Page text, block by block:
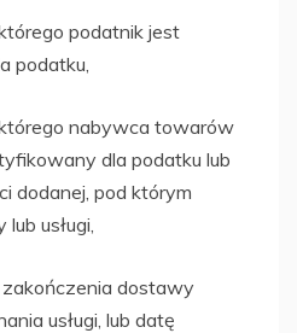
podatnik jest
podatku,
nabywca towarów
dla podatku lub
dodanej, pod którym
usługi,
dostawy
usługi, lub datę